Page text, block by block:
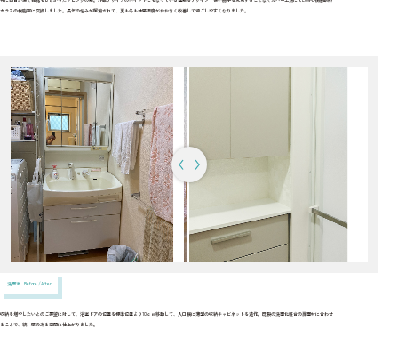
カーソルで左右に動かすことができます
ガラスの樹脂窓に交換しました。長年の悩みが解消されて、夏も冬も体感温度がおおきく改善して過ごしやすくなりました。
洗面室 Before / After
収納を増やしたいとのご要望に対して、浴室ドアの位置を標準位置より10ｃｍ移動して、入口横に薄型の収納キャビネットを造作。既製の洗面化粧台の扉面材に合わせ
ることで、統一感のある空間に仕上がりました。